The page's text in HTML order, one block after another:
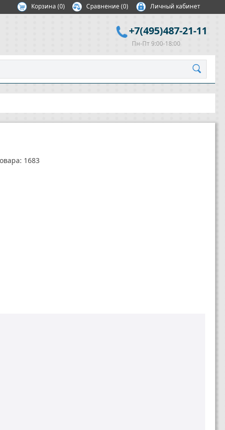
Корзина (0) Сравнение(0) Личный кабинет
+7(495)487-21-11
Пн-Пт 9:00-18:00
1683